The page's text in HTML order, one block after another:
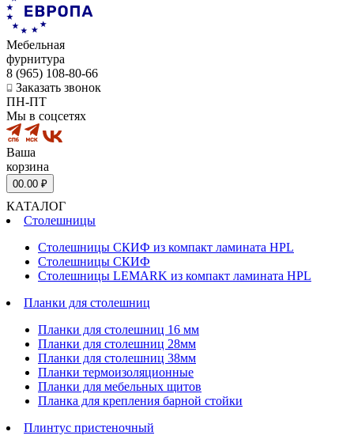
Мебельная
фурнитура
8 (965) 108-80-66
Заказать звонок
ПН-ПТ
Мы в соцсетях
Ваша
корзина
00.00 ₽
КАТАЛОГ
Столешницы
Столешницы СКИФ из компакт ламината HPL
Столешницы СКИФ
Столешницы LEMARK из компакт ламината HPL
Планки для столешниц
Планки для столешниц 16 мм
Планки для столешниц 28мм
Планки для столешниц 38мм
Планки термоизоляционные
Планки для мебельных щитов
Планка для крепления барной стойки
Плинтус пристеночный